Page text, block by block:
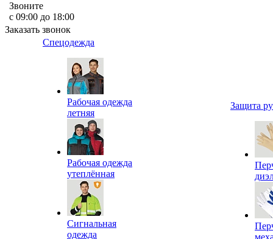
Звоните
с 09:00 до 18:00
Заказать звонок
Спецодежда
Рабочая одежда
летняя
Рабочая одежда
утеплённая
Сигнальная
одежда
Защита